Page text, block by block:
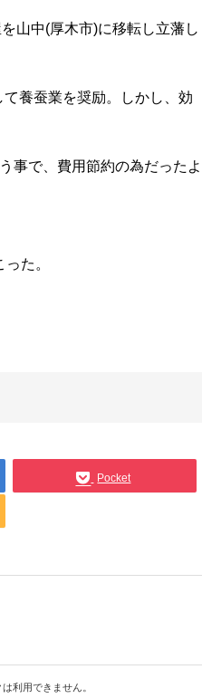
山中(厚木市)に移転し立藩し
養蚕業を奨励。しかし、効
事で、費用節約の為だったよ
た。
Pocket
利用できません。